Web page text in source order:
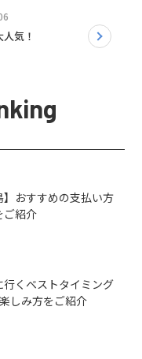
気！
】おすすめの支払い方
ご紹介
くベストタイミング
しみ方をご紹介